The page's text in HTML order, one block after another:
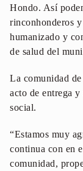
Hondo. Así
rinconhonderos
humanizado y
de salud del
La comunidad
acto de entrega
social.
“Estamos muy
continua con en
comunidad,